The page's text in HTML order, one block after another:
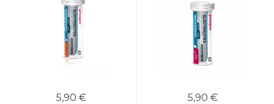
5,90 € 5,90 €